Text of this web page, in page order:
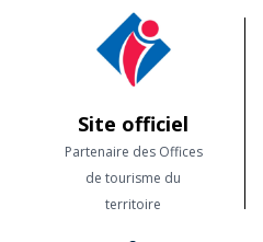
Site officiel
Partenaire des Offices
de tourisme du
territoire